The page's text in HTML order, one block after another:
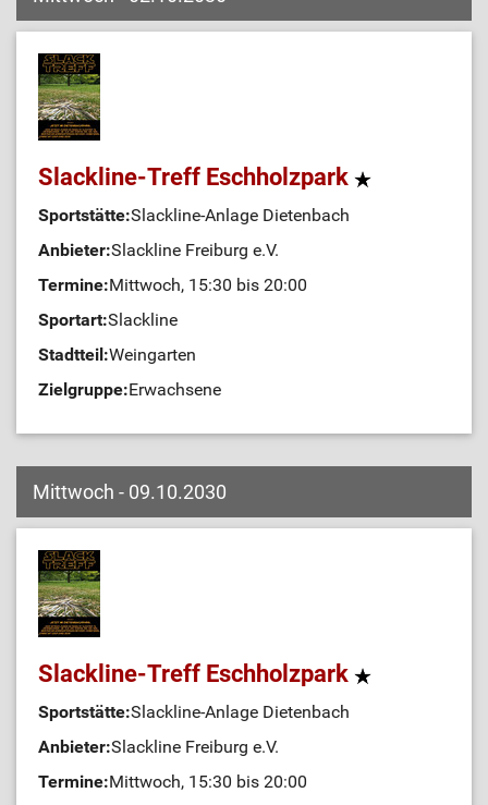
Slackline-Treff Eschholzpark
Sportstätte:Slackline-Anlage Dietenbach
Anbieter:Slackline Freiburg e.V.
Termine:Mittwoch, 15:30 bis 20:00
Sportart:Slackline
Stadtteil:Weingarten
Zielgruppe:Erwachsene
Mittwoch - 09.10.2030
Slackline-Treff Eschholzpark
Sportstätte:Slackline-Anlage Dietenbach
Anbieter:Slackline Freiburg e.V.
Termine:Mittwoch, 15:30 bis 20:00